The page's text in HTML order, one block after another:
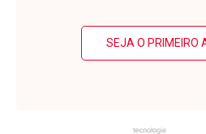
SEJA O PRIMEIRO